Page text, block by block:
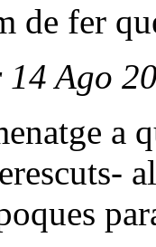
de fer
Ago
a